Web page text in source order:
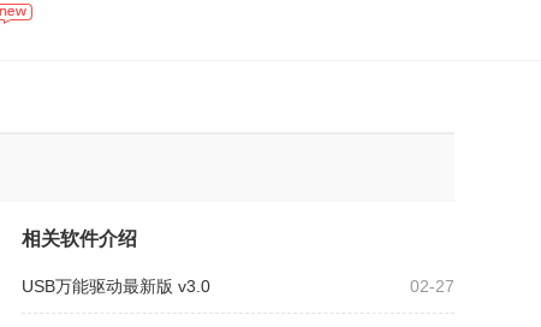
相关软件介绍
02-27
USB万能驱动最新版 v3.0